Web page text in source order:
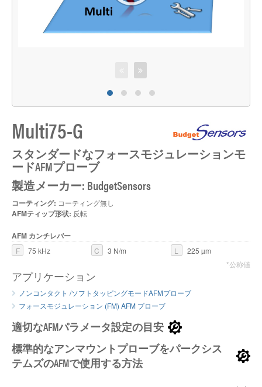
Multi75-G
スタンダードなフォースモジュレーションモ
ードAFMプローブ
製造メーカー: BudgetSensors
コーティング: コーティング無し
AFMティップ形状: 反転
AFM カンチレバー
F 75 kHz C 3 N/m L
225 µm
*公称値
アプリケーション
ノンコンタクト /ソフトタッピングモードAFMプローブ
フォースモジュレーション (FM) AFM プローブ
適切なAFMパラメータ設定の目安
標準的なアンマウントプローブをパークシス
テムズのAFMで使用する方法